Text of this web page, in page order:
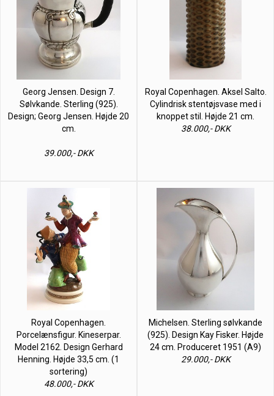
Georg Jensen. Design 7.
Sølvkande. Sterling (925).
Design; Georg Jensen. Højde 20
cm.
39.000,- DKK
Royal Copenhagen. Aksel Salto.
Cylindrisk stentøjsvase med i
knoppet stil. Højde 21 cm.
38.000,- DKK
Royal Copenhagen.
Porcelænsfigur. Kineserpar.
Model 2162. Design Gerhard
Henning. Højde 33,5 cm. (1
sortering)
48.000,- DKK
Michelsen. Sterling sølvkande
(925). Design Kay Fisker. Højde
24 cm. Produceret 1951 (A9)
29.000,- DKK